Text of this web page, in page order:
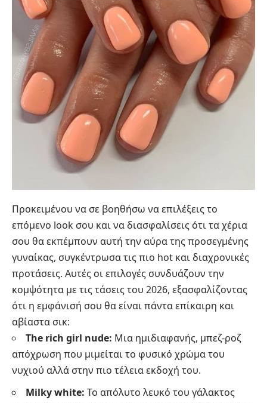
Προκειμένου να σε βοηθήσω να επιλέξεις το
επόμενο look σου και να διασφαλίσεις ότι τα χέρια
σου θα εκπέμπουν αυτή την αύρα της προσεγμένης
γυναίκας, συγκέντρωσα τις πιο hot και διαχρονικές
προτάσεις. Αυτές οι επιλογές συνδυάζουν την
κομψότητα με τις τάσεις του 2026, εξασφαλίζοντας
ότι η εμφάνισή σου θα είναι πάντα επίκαιρη και
αβίαστα σικ:
The rich girl nude: Μια ημιδιαφανής, μπεζ-ροζ
απόχρωση που μιμείται το φυσικό χρώμα του
νυχιού αλλά στην πιο τέλεια εκδοχή του.
Milky white: Το απόλυτο λευκό του γάλακτος